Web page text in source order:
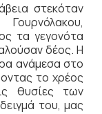
στεκόταν
τα γεγονότα
δέος. Η
ανάμεσα στο
το χρέος
θυσίες των
του, μας